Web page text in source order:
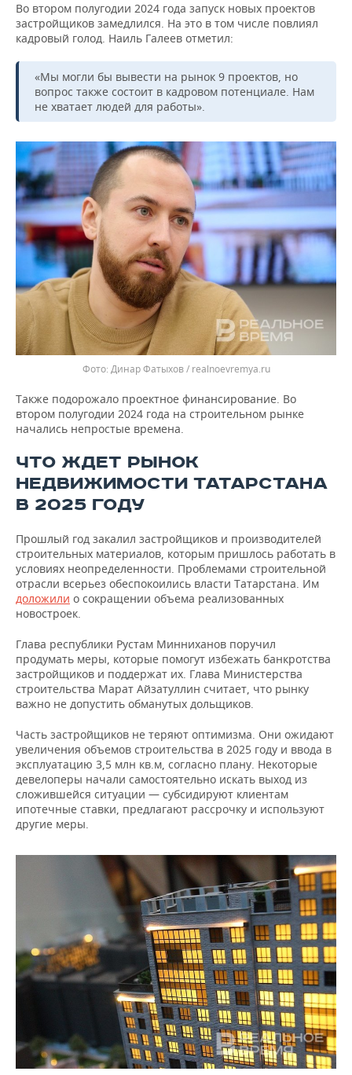
Во втором полугодии 2024 года запуск новых проектов
застройщиков замедлился. На это в том числе повлиял
кадровый голод. Наиль Галеев отметил:
«Мы могли бы вывести на рынок 9 проектов, но
вопрос также состоит в кадровом потенциале. Нам
не хватает людей для работы».
Динар Фатыхов / realnoevremya.ru
Также подорожало проектное финансирование. Во
втором полугодии 2024 года на строительном рынке
начались непростые времена.
ЧТО ЖДЕТ РЫНОК
НЕДВИЖИМОСТИ ТАТАРСТАНА
В 2025 ГОДУ
Прошлый год закалил застройщиков и производителей
строительных материалов, которым пришлось работать в
условиях неопределенности. Проблемами строительной
отрасли всерьез обеспокоились власти Татарстана. Им
доложили о сокращении объема реализованных
новостроек.
Глава республики Рустам Минниханов поручил
продумать меры, которые помогут избежать банкротства
застройщиков и поддержат их. Глава Министерства
строительства Марат Айзатуллин считает, что рынку
важно не допустить обманутых дольщиков.
Часть застройщиков не теряют оптимизма. Они ожидают
увеличения объемов строительства в 2025 году и ввода в
эксплуатацию 3,5 млн кв.м, согласно плану. Некоторые
девелоперы начали самостоятельно искать выход из
сложившейся ситуации — субсидируют клиентам
ипотечные ставки, предлагают рассрочку и используют
другие меры.